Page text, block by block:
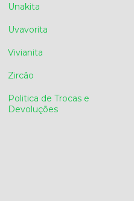
Unakita
Uvavorita
Vivianita
Zircão
Politica de Trocas e
Devoluções